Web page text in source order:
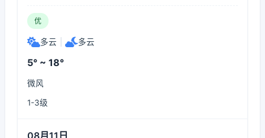
优
多云 多云
5° ~ 18°
微风
1-3级
08月11日